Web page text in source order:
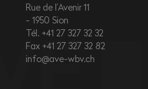
Rue de l’Avenir 11
1950 Sion
Tél. +41 27 327 32 32
Fax +41 27 327 32 82
info@ave-wbv.ch